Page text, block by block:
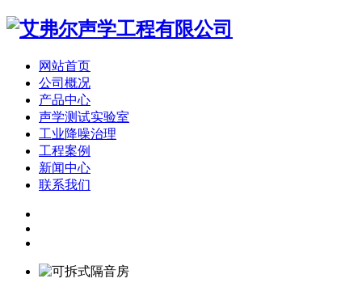
网站首页
公司概况
产品中心
声学测试实验室
工业降噪治理
工程案例
新闻中心
联系我们